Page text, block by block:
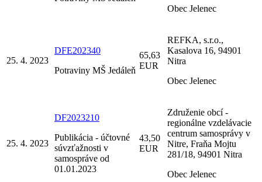
Obec Jelenec
25. 4. 2023
DFE202340
Potraviny MŠ Jedáleň
65,63
EUR
REFKA, s.r.o.,
Kasalova 16, 94901
Nitra
Obec Jelenec
25. 4. 2023
DF2023210
Publikácia - účtovné
súvzťažnosti v
samospráve od
01.01.2023
43,50
EUR
Združenie obcí -
regionálne vzdelávacie
centrum samosprávy v
Nitre, Fraňa Mojtu
281/18, 94901 Nitra
Obec Jelenec